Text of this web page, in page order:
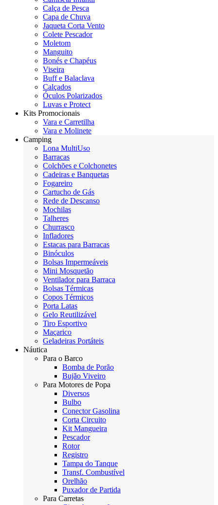
Calça de Pesca
Capa de Chuva
Jaqueta Corta Vento
Colete Pescador
Moletom
Manguito
Bonés e Chapéus
Viseira
Buff e Balaclava
Calçados
Óculos Polarizados
Luvas e Protect
Kits Promocionais
Vara e Carretilha
Vara e Molinete
Camping
Lona MultiUso
Barracas
Colchões e Colchonetes
Cadeiras e Banquetas
Fogareiro
Cartucho de Gás
Rede de Descanso
Mochilas
Talheres
Churrasco
Infladores
Estacas para Barracas
Binóculos
Bolsas Impermeáveis
Mini Mosquetão
Ventilador para Barraca
Bolsas Térmicas
Copos Térmicos
Porta Latas
Gelo Reutilizável
Tiro Esportivo
Maçarico
Geladeiras Portáteis
Náutica
Para o Barco
Bomba de Porão
Bujão Viveiro
Para Motores de Popa
Diversos
Bulbo
Conector Gasolina
Corta Circuito
Kit Mangueira
Pescador
Rotor
Registro
Tampa do Tanque
Transf. Combustível
Orelhão
Puxador de Partida
Para Carretas